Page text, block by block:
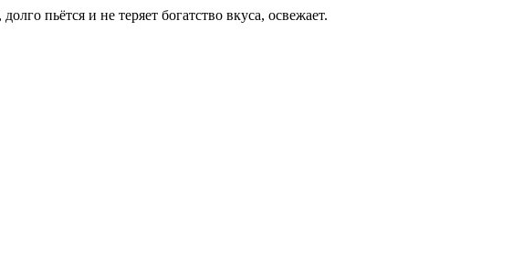
пьётся и не теряет богатство вкуса, освежает.